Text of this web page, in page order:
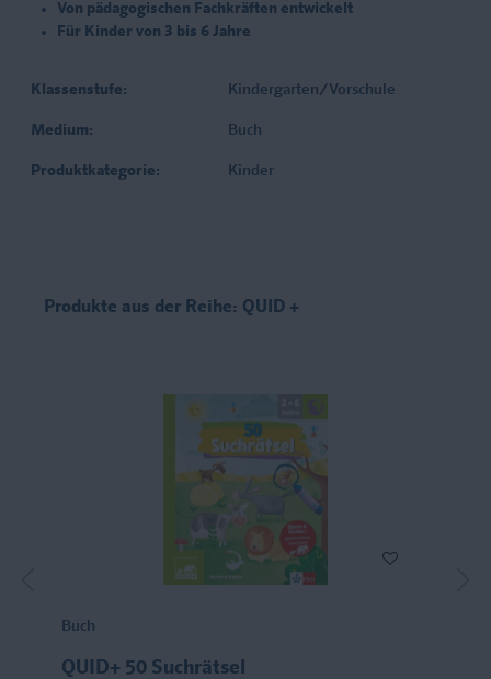
Von pädagogischen Fachkräften entwickelt
Für Kinder von 3 bis 6 Jahre
Klassenstufe: Kindergarten/Vorschule
Medium: Buch
Produktkategorie: Kinder
Produkte aus der Reihe: QUID +
Buch
QUID+ 50 Suchrätsel